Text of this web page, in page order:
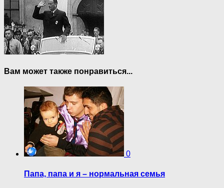
Вам может также понравиться...
0
Папа, папа и я – нормальная семья